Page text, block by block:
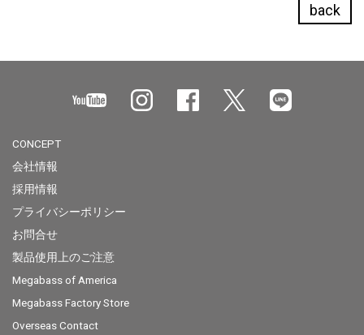
back
CONCEPT
会社情報
採用情報
プライバシーポリシー
お問合せ
製品使用上のご注意
Megabass of America
Megabass Factory Store
Overseas Contact